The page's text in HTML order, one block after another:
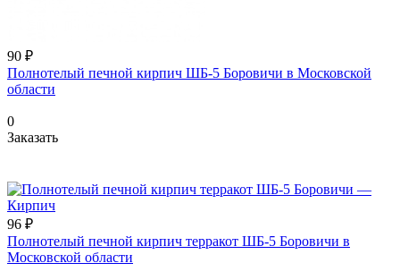
90 ₽
Полнотелый печной кирпич ШБ-5 Боровичи в Московской
области
0
Заказать
96 ₽
Полнотелый печной кирпич терракот ШБ-5 Боровичи в
Московской области